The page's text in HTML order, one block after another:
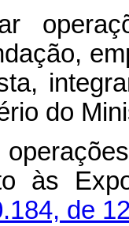
do
às
de